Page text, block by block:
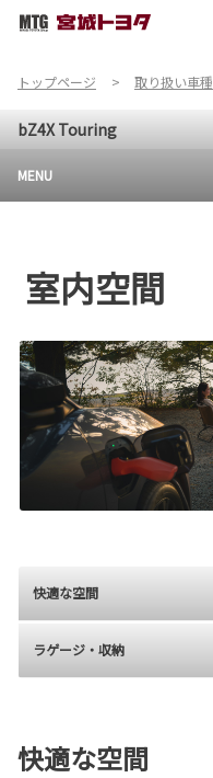
トップページ 取り扱い車種
bZ4X Touring
MENU
室内空間
快適な空間
ラゲージ・収納
快適な空間